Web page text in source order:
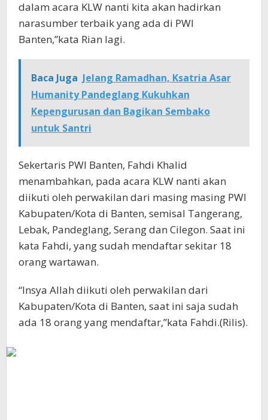
dalam acara KLW nanti kita akan hadirkan
narasumber terbaik yang ada di PWI
Banten,”kata Rian lagi.
Baca Juga Jelang Ramadhan, Ksatria Asar
Humanity Pandeglang Kukuhkan
Kepengurusan dan Bagikan Sembako
untuk Santri
Sekertaris PWI Banten, Fahdi Khalid
menambahkan, pada acara KLW nanti akan
diikuti oleh perwakilan dari masing masing PWI
Kabupaten/Kota di Banten, semisal Tangerang,
Lebak, Pandeglang, Serang dan Cilegon. Saat ini
kata Fahdi, yang sudah mendaftar sekitar 18
orang wartawan.
“Insya Allah diikuti oleh perwakilan dari
Kabupaten/Kota di Banten, saat ini saja sudah
ada 18 orang yang mendaftar,”kata Fahdi.(Rilis).